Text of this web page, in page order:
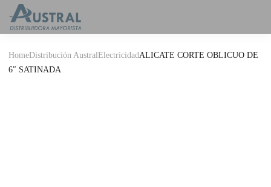
HomeDistribución Austral ElectricidadALICATE CORTE OBLICUO DE
6″ SATINADA